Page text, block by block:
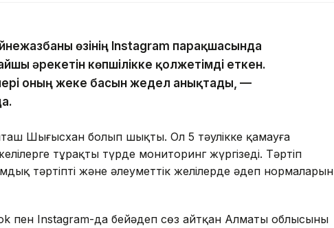
өзінің Instagram парақшасында
әрекетін көпшілікке қолжетімді еткен.
оның жеке басын жедел анықтады, —
Шыңғысхан болып шықты. Ол 5 тәулікке қамауға
тұрақты түрде мониторинг жүргізеді. Тәртіп
тәртіпті және әлеуметтік желілерде әдеп нормаларын
пен Instagram-да бейәдеп сөз айтқан Алматы облысының